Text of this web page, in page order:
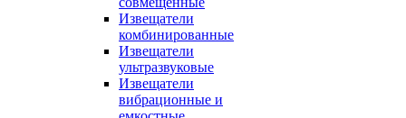
Извещатели
комбинированные
Извещатели
ультразвуковые
Извещатели
вибрационные и